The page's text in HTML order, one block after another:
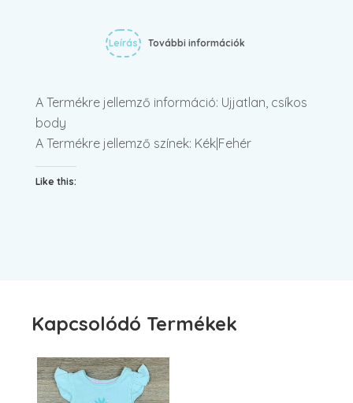
Leírás További információk
A Termékre jellemző információ: Ujjatlan, csíkos
body
A Termékre jellemző színek: Kék|Fehér
Like this:
Kapcsolódó Termékek